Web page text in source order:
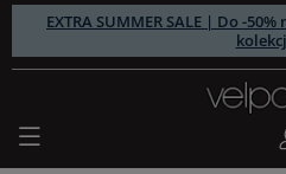
EXTRA SUMMER SALE | Do -